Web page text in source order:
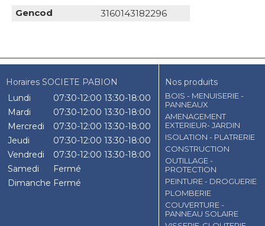
Gencod 3160143182296
Horaires SOCIETE PABION
Lundi
07:30-12:00 13:30-18:00
Mardi
07:30-12:00 13:30-18:00
Mercredi
07:30-12:00 13:30-18:00
Jeudi
07:30-12:00 13:30-18:00
Vendredi
07:30-12:00 13:30-18:00
Samedi
Fermé
Dimanche Fermé
Nos produits
BOIS - MENUISERIE -
PANNEAUX
AMENAGEMENT
EXTERIEUR- JARDIN
ISOLATION - PLATRERIE
CONSTRUCTION
OUTILLAGE -
PROTECTION
PEINTURE - DROGUERIE
PLOMBERIE
COUVERTURE -
PANNEAU SOLAIRE